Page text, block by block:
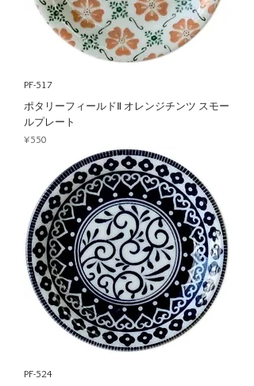
PF-517
ポタリーフィールドⅡ オレンジチンツ スモー
ルプレート
Price
¥550
PF-524